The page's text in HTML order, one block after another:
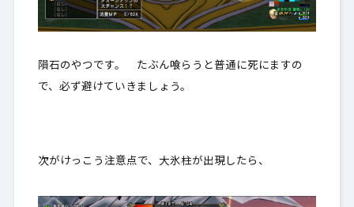
隕石のやつです。 たぶん喰らうと普通に死にますの
で、必ず避けていきましょう。
次がけっこう注意点で、大氷柱が出現したら、